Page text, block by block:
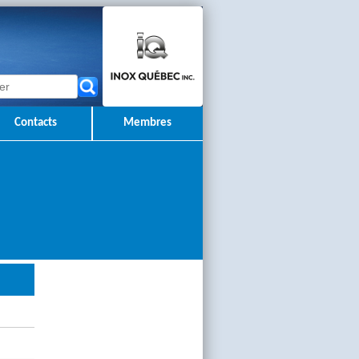
Contacts Membres